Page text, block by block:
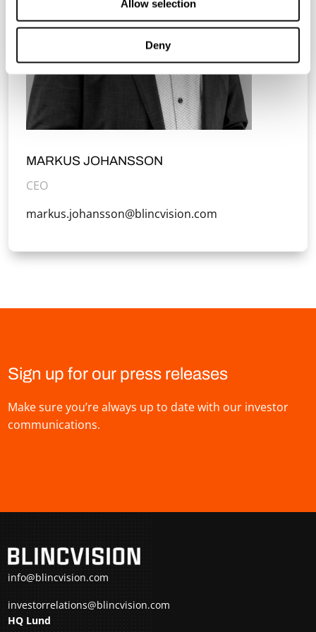
Allow selection
Deny
MARKUS JOHANSSON
CEO
markus.johansson@blincvision.com
Sign up for our press releases
Make sure you’re always up to date with our investor
communications.
info@blincvision.com
investorrelations@blincvision.com
HQ Lund